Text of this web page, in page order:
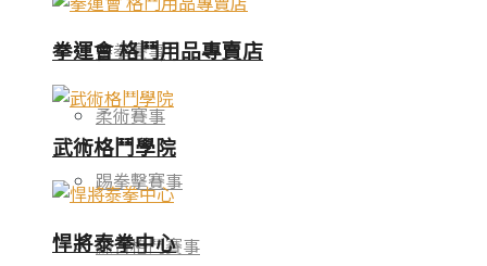
泰拳賽事
柔術賽事
踢拳擊賽事
綜合格鬥賽事
拳運會 格鬥用品專賣店
武術格鬥學院
悍將泰拳中心